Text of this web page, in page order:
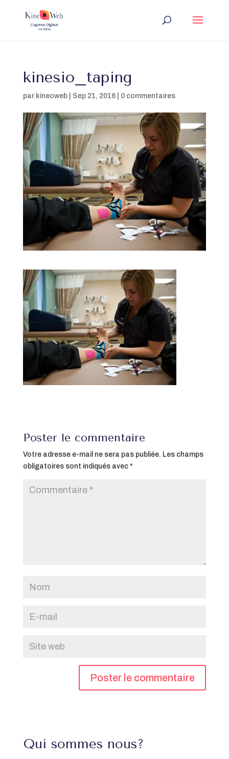
kinesio_taping
par kineoweb| Sep 21, 2016| 0 commentaires
Poster le commentaire
Votre adresse e-mail ne sera pas publiée. Les champs
obligatoires sont indiqués avec *
Qui sommes nous?